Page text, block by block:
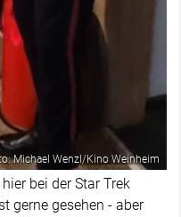
Michael Wenzl/Kino Weinheim
bei der Star Trek
gerne gesehen - aber